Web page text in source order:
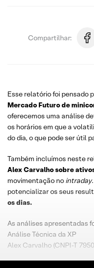
Compartilhar:
Esse relatório foi pensado
Mercado Futuro de
oferecemos uma análise
os horários em que a
do dia, o que pode ser útil
Também incluímos neste
Alex Carvalho sobre
movimentação no intraday
potencializar os seus
os dias.
As análises apresentadas
Análise Técnica da XP
Alex Carvalho (CNPI-T